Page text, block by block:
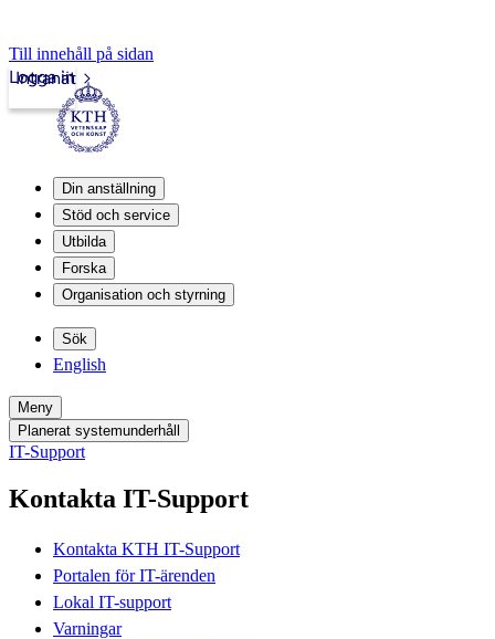
Till innehåll på sidan
Intranät
Logga in
Din anställning
Stöd och service
Utbilda
Forska
Organisation och styrning
Sök
English
Meny
Planerat systemunderhåll
IT-Support
Kontakta IT-Support
Kontakta KTH IT-Support
Portalen för IT-ärenden
Lokal IT-support
Varningar